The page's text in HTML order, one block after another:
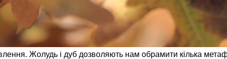
Жолудь і дуб дозволяють нам обрамити кілька